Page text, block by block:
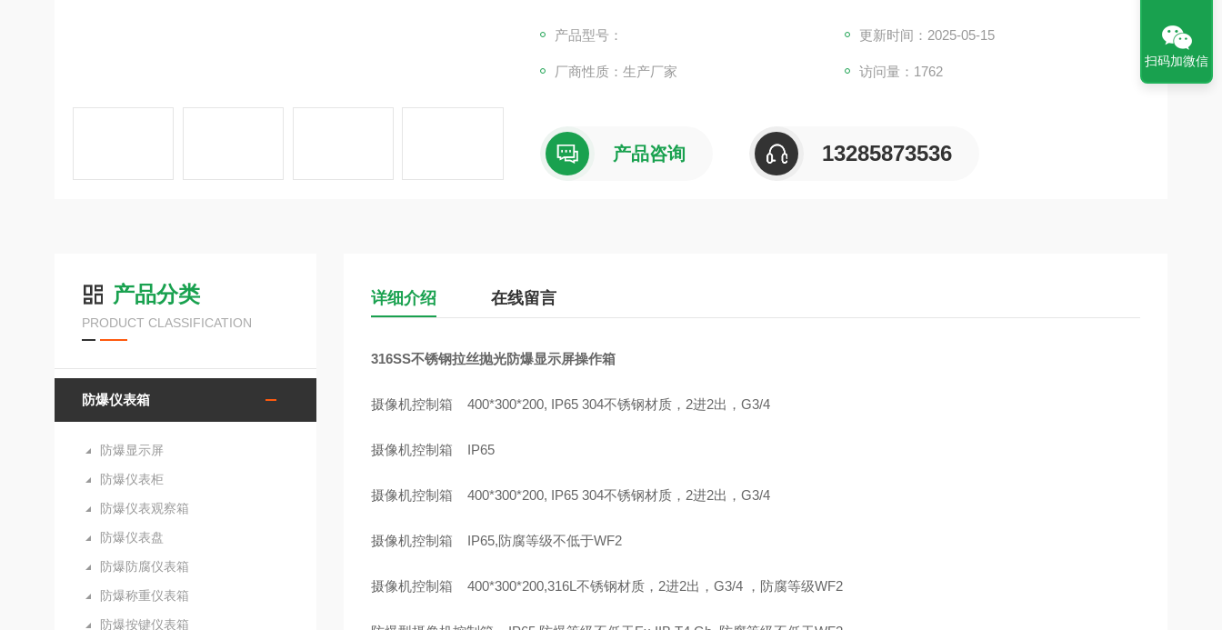
产品型号：
更新时间：2025-05-15
厂商性质：生产厂家 访问量：1762
产品咨询 13285873536
产品分类
PRODUCT CLASSIFICATION
防爆仪表箱
防爆显示屏
防爆仪表柜
防爆仪表观察箱
防爆仪表盘
防爆防腐仪表箱
防爆称重仪表箱
防爆按键仪表箱
详细介绍 在线留言
316SS不锈钢拉丝抛光防爆显示屏操作箱
摄像机控制箱 400*300*200, IP65 304不锈钢材质，2进2出，G3/4
摄像机控制箱 IP65
摄像机控制箱 400*300*200, IP65 304不锈钢材质，2进2出，G3/4
摄像机控制箱 IP65,防腐等级不低于WF2
摄像机控制箱 400*300*200,316L不锈钢材质，2进2出，G3/4 ，防腐等级WF2
扫码加微信